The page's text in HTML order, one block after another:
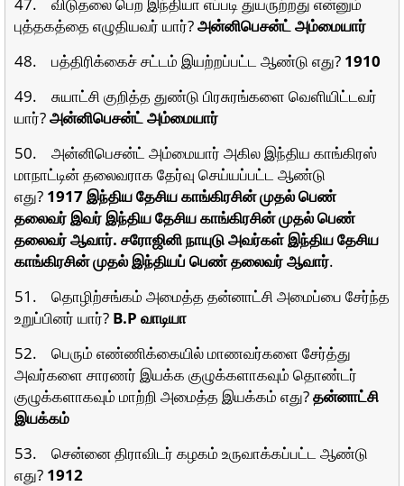
புத்தகத்தை எழுதியவர் யார்?அன்னிபெசன்ட் அம்மையார்
48. பத்திரிக்கைச் சட்டம் இயற்றப்பட்ட ஆண்டு எது? 1910
49. சுயாட்சி குறித்த துண்டு பிரசுரங்களை வெளியிட்டவர்
யார்?அன்னிபெசன்ட் அம்மையார்
50. அன்னிபெசன்ட் அம்மையார் அகில இந்திய காங்கிரஸ்
மாநாட்டின் தலைவராக தேர்வு செய்யப்பட்ட ஆண்டு
எது? 1917 இந்திய தேசிய காங்கிரசின் முதல் பெண்
தலைவர் இவர் இந்திய தேசிய காங்கிரசின் முதல் பெண்
தலைவர் ஆவார். சரோஜினி நாயுடு அவர்கள் இந்திய தேசிய
காங்கிரசின் முதல் இந்தியப் பெண் தலைவர் ஆவார்.
51. தொழிற்சங்கம் அமைத்த தன்னாட்சி அமைப்பை சேர்ந்த
உறுப்பினர் யார்? B.P வாடியா
52. பெரும் எண்ணிக்கையில் மாணவர்களை சேர்த்து
அவர்களை சாரணர் இயக்க குழுக்களாகவும் தொண்டர்
குழுக்களாகவும் மாற்றி அமைத்த இயக்கம் எது?தன்னாட்சி
இயக்கம்
53. சென்னை திராவிடர் கழகம் உருவாக்கப்பட்ட ஆண்டு
எது? 1912